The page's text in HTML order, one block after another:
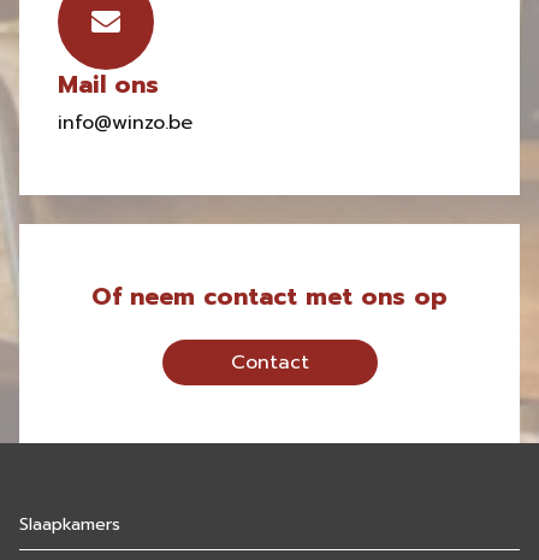
Mail ons
info@winzo.be
Of neem contact met ons op
Contact
Slaapkamers